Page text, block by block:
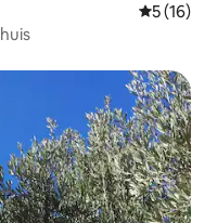
5 (16)